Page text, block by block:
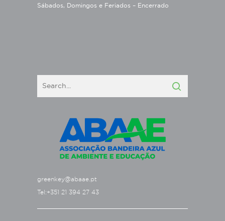
Sábados, Domingos e Feriados – Encerrado
greenkey@abaae.pt
Tel:+351 21 394 27 43